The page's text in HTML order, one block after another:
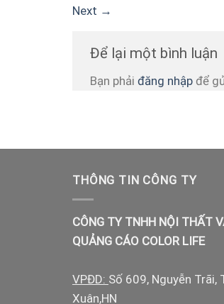
Next →
Để lại một bình luận
Bạn phải đăng nhập để
THÔNG TIN CÔNG TY
CÔNG TY TNHH NỘI THẤT
QUẢNG CÁO COLOR LIFE
VPĐD: Số 609, Nguyễn Trãi,
Xuân,HN